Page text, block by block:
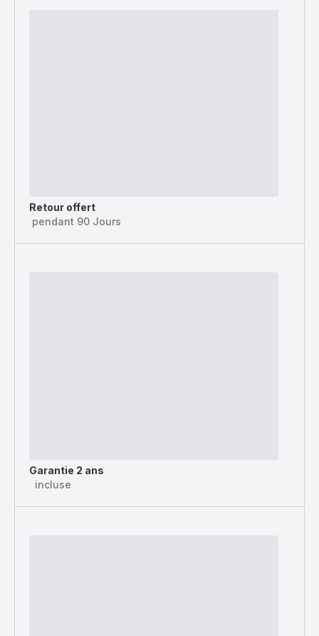
Retour offert
pendant 90 Jours
Garantie 2 ans
incluse